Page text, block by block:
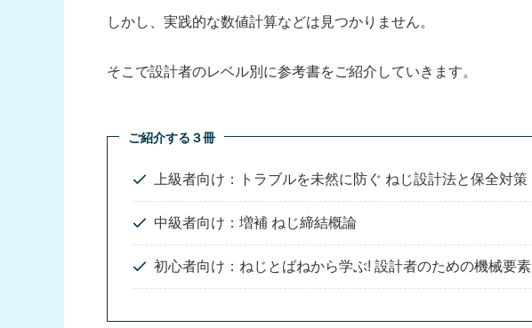
しかし、実践的な数値計算などは見つかりません。
そこで設計者のレベル別に参考書をご紹介していきます。
ご紹介する３冊
上級者向け：トラブルを未然に防ぐ ねじ設計法と保全対策
中級者向け：増補 ねじ締結概論
初心者向け：ねじとばねから学ぶ! 設計者のための機械要素